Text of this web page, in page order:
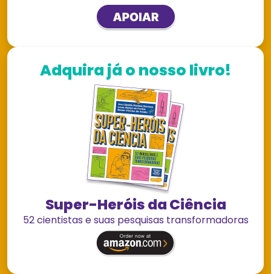
Adquira já o nosso livro!
Super-Heróis da Ciência
52 cientistas e suas pesquisas transformadoras